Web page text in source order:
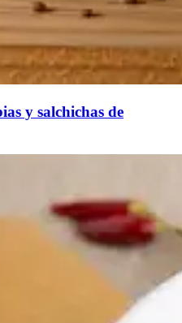
y salchichas de